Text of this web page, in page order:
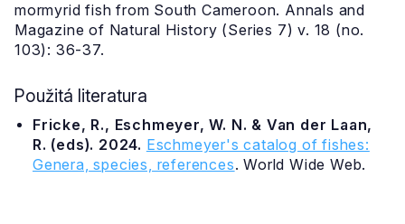
mormyrid fish from South Cameroon. Annals and
Magazine of Natural History (Series 7) v. 18 (no.
103): 36-37.
Použitá literatura
Fricke, R., Eschmeyer, W. N. & Van der Laan,
R. (eds). 2024. Eschmeyer's catalog of fishes:
Genera, species, references. World Wide Web.